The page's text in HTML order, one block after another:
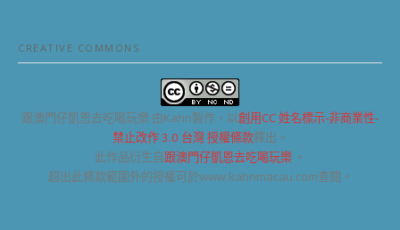
CREATIVE COMMONS
跟澳門仔凱恩去吃喝玩樂 由Kahn製作，以創用CC 姓名標示-非商業性-
禁止改作 3.0 台灣 授權條款釋出。
此作品衍生自跟澳門仔凱恩去吃喝玩樂 。
超出此條款範圍外的授權可於www.kahnmacau.com查閱。